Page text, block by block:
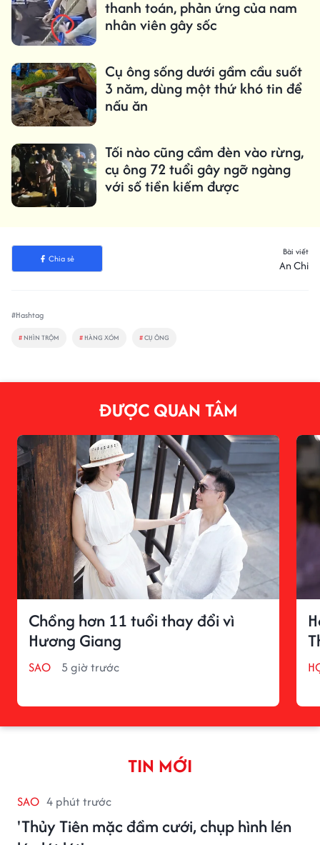
thanh toán, phản ứng của nam
nhân viên gây sốc
Cụ ông sống dưới gầm cầu suốt
3 năm, dùng một thứ khó tin để
nấu ăn
Tối nào cũng cầm đèn vào rừng,
cụ ông 72 tuổi gây ngỡ ngàng
với số tiền kiếm được
Chia sẻ
Bài viết
An Chi
#Hashtag
# NHÌN TRỘM # HÀNG XÓM #CỤ ÔNG
ĐƯỢC QUAN TÂM
Chồng hơn 11 tuổi thay đổi vì
Hương Giang
SAO 5 giờ trước
TIN MỚI
SAO 4 phút trước
'Thủy Tiên mặc đầm cưới, chụp hình lén